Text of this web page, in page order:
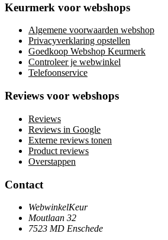
Keurmerk voor webshops
Algemene voorwaarden webshop
Privacyverklaring opstellen
Goedkoop Webshop Keurmerk
Controleer je webwinkel
Telefoonservice
Reviews voor webshops
Reviews
Reviews in Google
Externe reviews tonen
Product reviews
Overstappen
Contact
WebwinkelKeur
Moutlaan 32
7523 MD Enschede